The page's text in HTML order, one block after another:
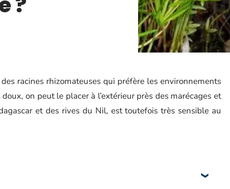
racines rhizomateuses qui préfère les environnements
on peut le placer à l’extérieur près des marécages et
et des rives du Nil, est toutefois très sensible au